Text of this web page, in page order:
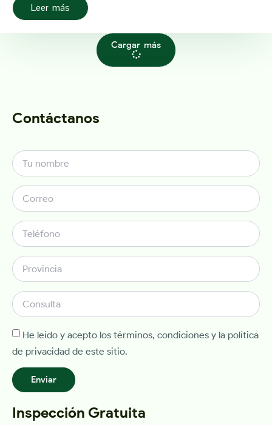
Leer más
Cargar más
Contáctanos
He leído y acepto los términos, condiciones y la política
de privacidad de este sitio.
Enviar
Inspección Gratuita